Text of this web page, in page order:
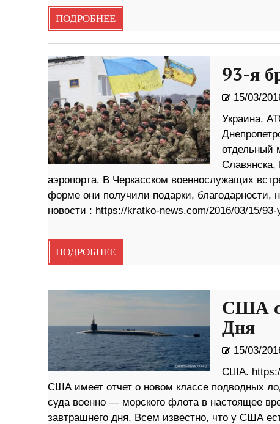
ПОДРОБНЕЕ
93-я
15/03/
Украина.
отдельный
Славянска,
аэропорта. В Черкасском военнослужащих
форме они получили подарки, благодарности,
новости : https://kratko-news.com/2016/03/15/
ПОДРОБНЕЕ
США
Дня
15/03/
США. https://
США имеет отчет о новом классе подводных
суда военно — морского флота в настоящее
завтрашнего дня. Всем известно, что у США